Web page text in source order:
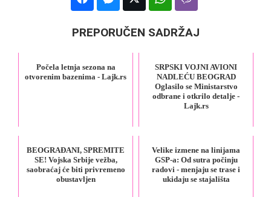
PREPORUČEN SADRŽAJ
Počela letnja sezona na
otvorenim bazenima - Lajk.rs
SRPSKI VOJNI AVIONI
NADLEĆU BEOGRAD
Oglasilo se Ministarstvo
odbrane i otkrilo detalje -
Lajk.rs
BEOGRAĐANI, SPREMITE
SE! Vojska Srbije vežba,
saobraćaj će biti privremeno
obustavljen
Velike izmene na linijama
GSP-a: Od sutra počinju
radovi - menjaju se trase i
ukidaju se stajališta